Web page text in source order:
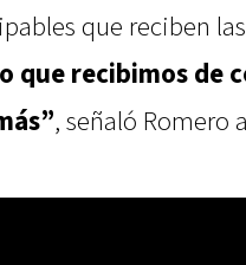
que reciben
que recibimos de
, señaló Romero a